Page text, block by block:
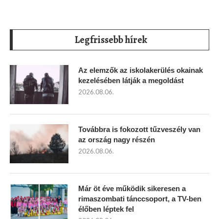
Legfrissebb hírek
Az elemzők az iskolakerülés okainak
kezelésében látják a megoldást
2026.08.06.
Továbbra is fokozott tűzveszély van
az ország nagy részén
2026.08.06.
Már öt éve működik sikeresen a
rimaszombati tánccsoport, a TV-ben
élőben léptek fel